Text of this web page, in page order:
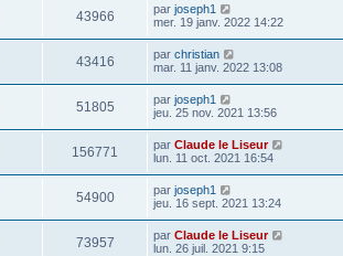
43966 par joseph1
mer. 19 janv. 2022 14:22
43416 par christian
mar. 11 janv. 2022 13:08
51805 par joseph1
jeu. 25 nov. 2021 13:56
156771 par Claude le Liseur
lun. 11 oct. 2021 16:54
54900 par joseph1
jeu. 16 sept. 2021 13:24
73957 par Claude le Liseur
lun. 26 juil. 2021 9:15